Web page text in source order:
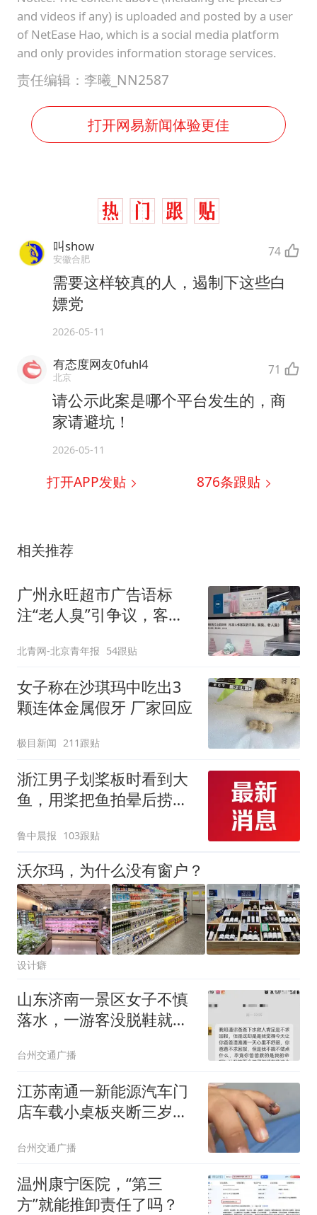
and videos if any) is uploaded and posted by a user
of NetEase Hao, which is a social media platform
and only provides information storage services.
责任编辑：李曦_NN2587
打开网易新闻体验更佳
叫show
安徽合肥 74
需要这样较真的人，遏制下这些白
嫖党
2026-05-11
有态度网友0fuhl4
北京 71
请公示此案是哪个平台发生的，商
家请避坑！
2026-05-11
打开APP发贴 876条跟贴
相关推荐
广州永旺超市广告语标
注“老人臭”引争议，客服
北青网-北京青年报 54跟贴
女子称在沙琪玛中吃出3
颗连体金属假牙 厂家回应
极目新闻 211跟贴
浙江男子划桨板时看到大
鱼，用桨把鱼拍晕后捞
两，做成红烧辣子鱼块，
味道很好
鲁中晨报 103跟贴
沃尔玛，为什么没有窗户？
设计癖
山东济南一景区女子不慎
落水，一游客没脱鞋就跃
钟救起，女子转账感谢被
婉拒，救人者儿子：做好
事和赚钱是两码事
台州交通广播
江苏南通一新能源汽车门
店车载小桌板夹断三岁男
测因儿童手指细小所致，
将积极配合后续处理
台州交通广播
温州康宁医院，“第三
方”就能推卸责任了吗？